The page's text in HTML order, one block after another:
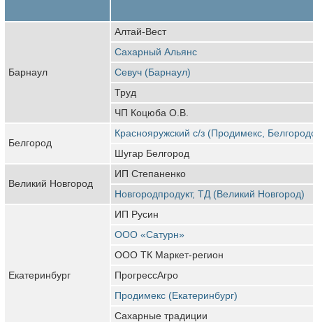
Барнаул
Алтай-Вест
Сахарный Альянс
Севуч (Барнаул)
Труд
ЧП Коцюба О.В.
Белгород
Краснояружский с/з (Продимекс,
Шугар Белгород
Великий Новгород
ИП Степаненко
Новгородпродукт, ТД (Великий Новгород)
Екатеринбург
ИП Русин
ООО «Сатурн»
ООО ТК Маркет-регион
ПрогрессАгро
Продимекс (Екатеринбург)
Сахарные традиции